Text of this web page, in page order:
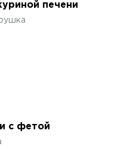
печени
с фетой